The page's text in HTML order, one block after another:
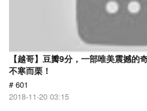
【越哥】豆瓣9分，一部唯美震撼的
不寒而栗！
# 601
2018-11-20 03:15